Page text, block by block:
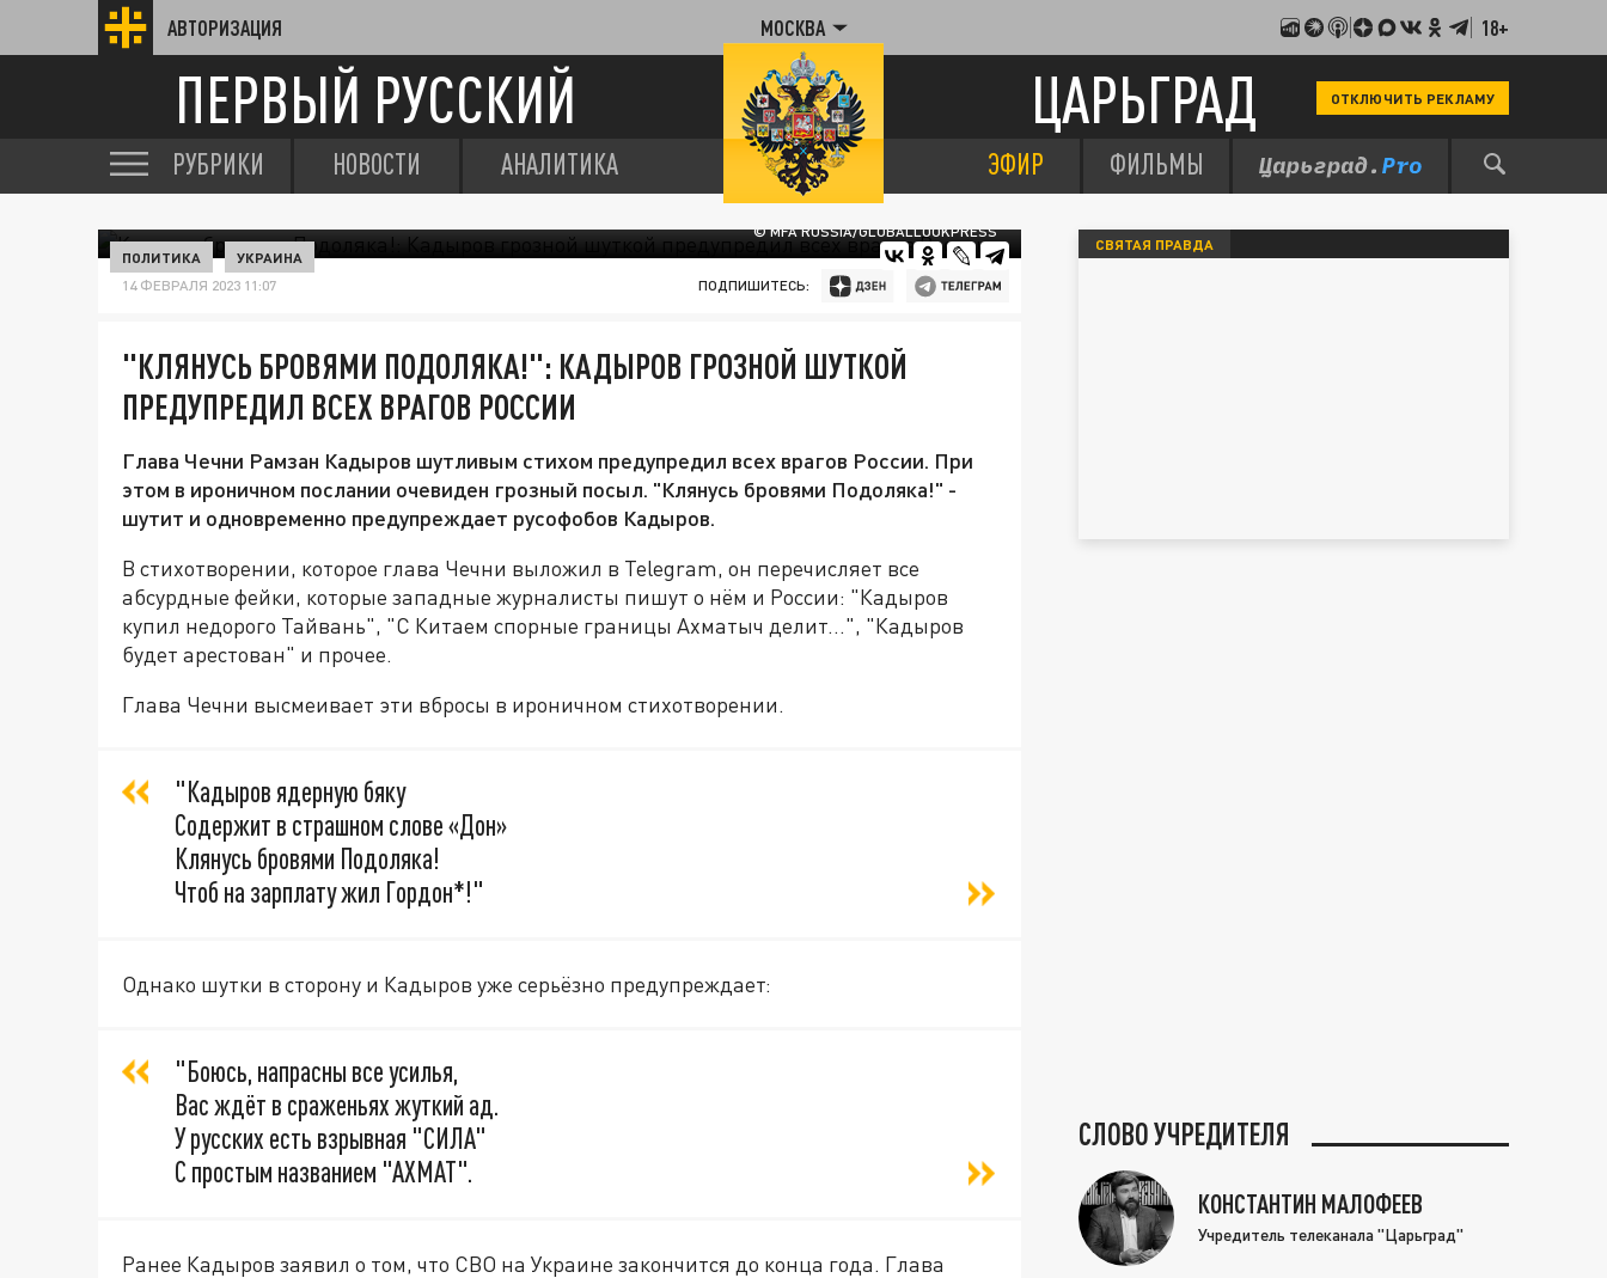
АВТОРИЗАЦИЯ МОСКВА 18+
ПЕРВЫЙ РУССКИЙ ЦАРЬГРАД ОТКЛЮЧИТЬ РЕКЛАМУ
РУБРИКИ НОВОСТИ АНАЛИТИКА ЭФИР ФИЛЬМЫ
© MFA RUSSIA/GLOBALLOOKPRESS
ПОЛИТИКА УКРАИНА
14 ФЕВРАЛЯ 2023 11:07 ПОДПИШИТЕСЬ:
"КЛЯНУСЬ БРОВЯМИ ПОДОЛЯКА!": КАДЫРОВ ГРОЗНОЙ ШУТКОЙ
ПРЕДУПРЕДИЛ ВСЕХ ВРАГОВ РОССИИ
Глава Чечни Рамзан Кадыров шутливым стихом предупредил всех врагов России. При
этом в ироничном послании очевиден грозный посыл. "Клянусь бровями Подоляка!" -
шутит и одновременно предупреждает русофобов Кадыров.
В стихотворении, которое глава Чечни выложил в Telegram, он перечисляет все
абсурдные фейки, которые западные журналисты пишут о нём и России: "Кадыров
купил недорого Тайвань", "С Китаем спорные границы Ахматыч делит…", "Кадыров
будет арестован" и прочее.
Глава Чечни высмеивает эти вбросы в ироничном стихотворении.
"Кадыров ядерную бяку
Содержит в страшном слове «Дон»
Клянусь бровями Подоляка!
Чтоб на зарплату жил Гордон*!"
Однако шутки в сторону и Кадыров уже серьёзно предупреждает:
"Боюсь, напрасны все усилья,
Вас ждёт в сраженьях жуткий ад.
У русских есть взрывная "СИЛА"
С простым названием "АХМАТ".
Ранее Кадыров заявил о том, что СВО на Украине закончится до конца года. Глава
СВЯТАЯ ПРАВДА
СЛОВО УЧРЕДИТЕЛЯ
КОНСТАНТИН МАЛОФЕЕВ
Учредитель телеканала "Царьград"